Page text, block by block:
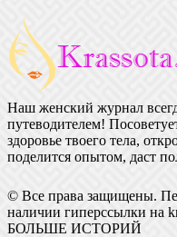
Наш женский журнал
путеводителем!
здоровье твоего тела,
поделится опытом, даст
© Все права защищены.
наличии гиперссылки на
БОЛЬШЕ ИСТОРИЙ